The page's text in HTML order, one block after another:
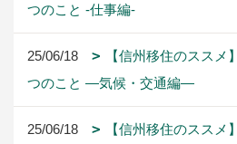
つのこと -仕事編-
25/06/18
【信州移住のスス
つのこと ―気候・交通編―
25/06/18
【信州移住のスス